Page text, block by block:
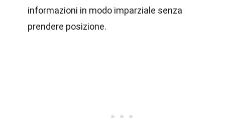
informazioni in modo imparziale senza
prendere posizione.